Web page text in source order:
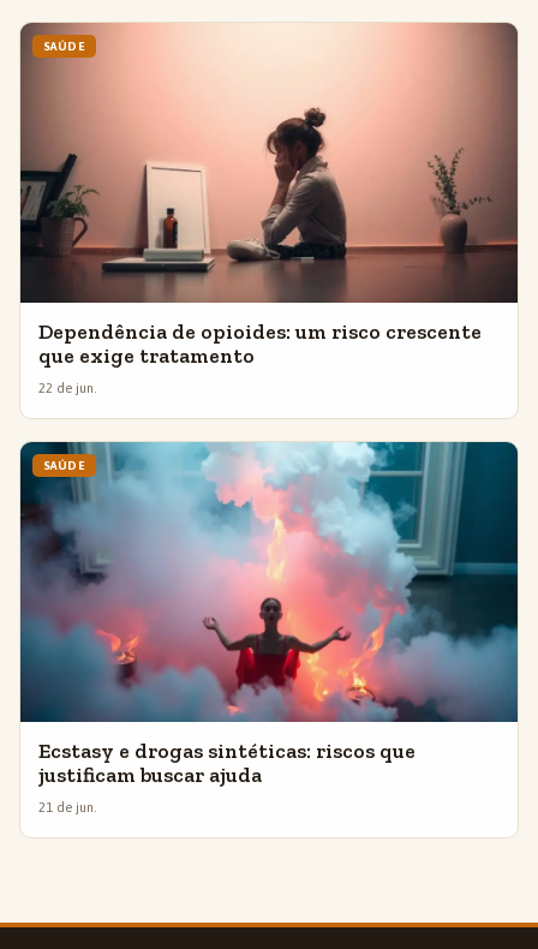
SAÚDE
Dependência de opioides: um risco crescente
que exige tratamento
22 de jun.
SAÚDE
Ecstasy e drogas sintéticas: riscos que
justificam buscar ajuda
21 de jun.